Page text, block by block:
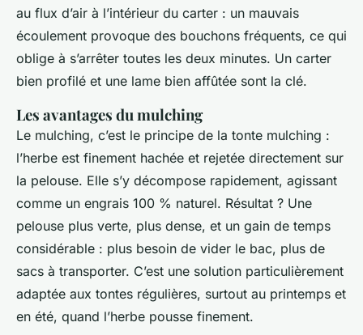
au flux d’air à l’intérieur du carter : un mauvais
écoulement provoque des bouchons fréquents, ce qui
oblige à s’arrêter toutes les deux minutes. Un carter
bien profilé et une lame bien affûtée sont la clé.
Les avantages du mulching
Le mulching, c’est le principe de la tonte mulching :
l’herbe est finement hachée et rejetée directement sur
la pelouse. Elle s’y décompose rapidement, agissant
comme un engrais 100 % naturel. Résultat ? Une
pelouse plus verte, plus dense, et un gain de temps
considérable : plus besoin de vider le bac, plus de
sacs à transporter. C’est une solution particulièrement
adaptée aux tontes régulières, surtout au printemps et
en été, quand l’herbe pousse finement.